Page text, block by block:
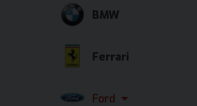
BMW
Ferrari
Ford